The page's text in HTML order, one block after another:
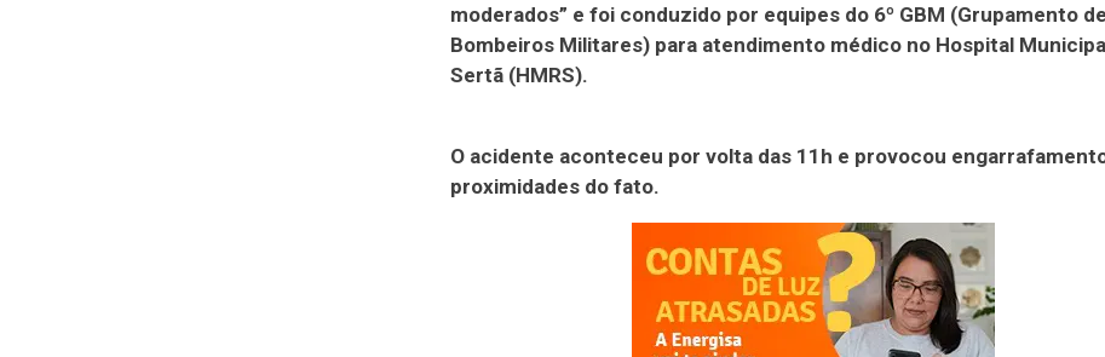
moderados” e foi conduzido por equipes do 6º GBM (Grupamento de
Bombeiros Militares) para atendimento médico no Hospital
Sertã (HMRS).
O acidente aconteceu por volta das 11h e provocou
proximidades do fato.